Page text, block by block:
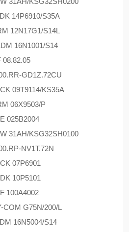
14P6910/S35A
12N17G1/S14L
16N1001/S14
08.82.05
GD1Z.72CU
09T9114/KS35A
06X9503/P
025B2004
31AH/KSG32SH0100
NV1T.72N
07P6901
10P5101
100A4002
COM G75N/200/L
16N5004/S14